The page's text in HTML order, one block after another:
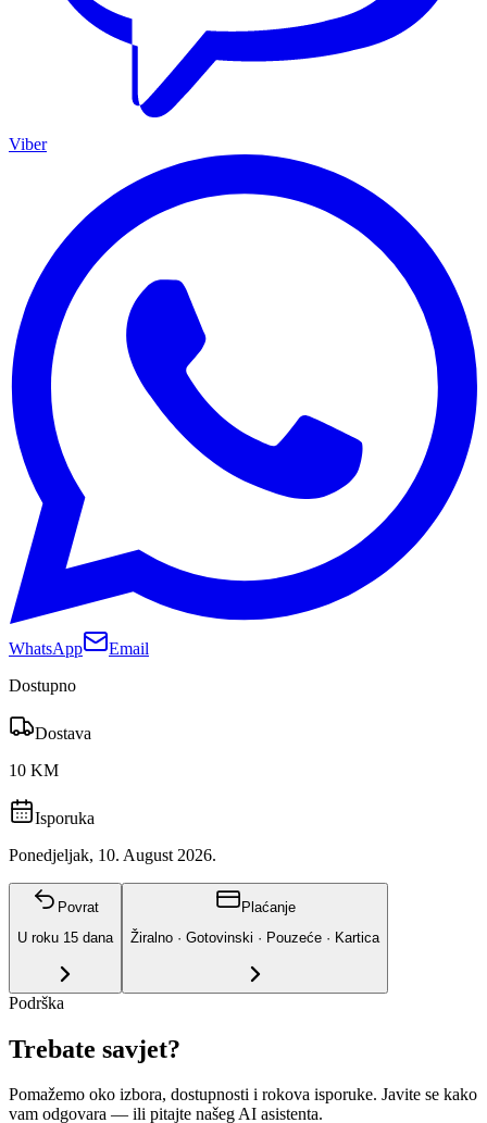
Viber
WhatsApp
Email
Dostupno
Dostava
10 KM
Isporuka
Ponedjeljak, 10. August 2026.
Povrat
U roku 15 dana
Plaćanje
Žiralno · Gotovinski · Pouzeće · Kartica
Podrška
Trebate savjet?
Pomažemo oko izbora, dostupnosti i rokova isporuke. Javite se kako
vam odgovara — ili pitajte našeg AI asistenta.